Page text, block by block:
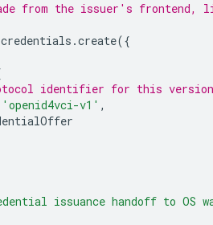
from the issuer's frontend,
credentials .create({
identifier for this version
'openid4vci-v1' ,
issuance handoff to OS